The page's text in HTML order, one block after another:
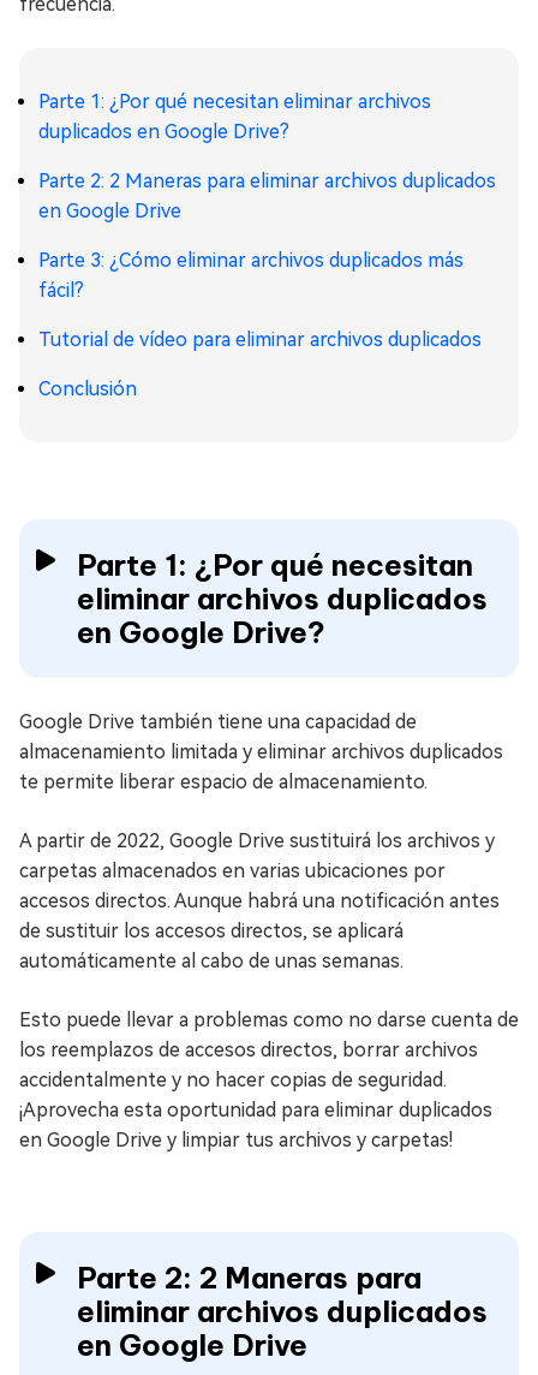
Parte 1: ¿Por qué necesitan eliminar archivos
duplicados en Google Drive?
Parte 2: 2 Maneras para eliminar archivos duplicados
en Google Drive
Parte 3: ¿Cómo eliminar archivos duplicados más
fácil?
Tutorial de vídeo para eliminar archivos duplicados
Conclusión
Parte 1: ¿Por qué necesitan
eliminar archivos duplicados
en Google Drive?
Google Drive también tiene una capacidad de
almacenamiento limitada y eliminar archivos duplicados
te permite liberar espacio de almacenamiento.
A partir de 2022, Google Drive sustituirá los archivos y
carpetas almacenados en varias ubicaciones por
accesos directos. Aunque habrá una notificación antes
de sustituir los accesos directos, se aplicará
automáticamente al cabo de unas semanas.
Esto puede llevar a problemas como no darse cuenta de
los reemplazos de accesos directos, borrar archivos
accidentalmente y no hacer copias de seguridad.
¡Aprovecha esta oportunidad para eliminar duplicados
en Google Drive y limpiar tus archivos y carpetas!
Parte 2: 2 Maneras para
eliminar archivos duplicados
en Google Drive